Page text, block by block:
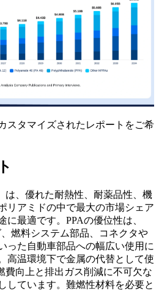
スタマイズされたレポートをご希
は、優れた耐熱性、耐薬品性、機
リアミドの中で最大の市場シェア
に最適です。PPAの優位性は、
燃料システム部品、コネクタや
った自動車部品への幅広い使用に
高温環境下で金属の代替として使
費向上と排出ガス削減に不可欠な
しています。難燃性材料を必要と